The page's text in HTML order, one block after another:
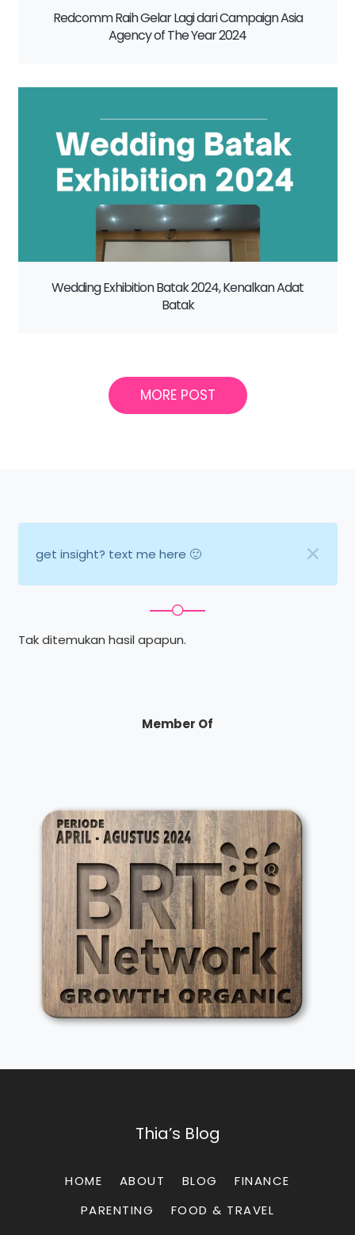
Redcomm Raih Gelar Lagi dari Campaign Asia
Agency of The Year 2024
Wedding Exhibition Batak 2024, Kenalkan Adat
Batak
MORE POST
get insight? text me here 🙂
Tak ditemukan hasil apapun.
Member Of
Thia’s Blog
HOME ABOUT BLOG
FINANCE
PARENTING
FOOD & TRAVEL